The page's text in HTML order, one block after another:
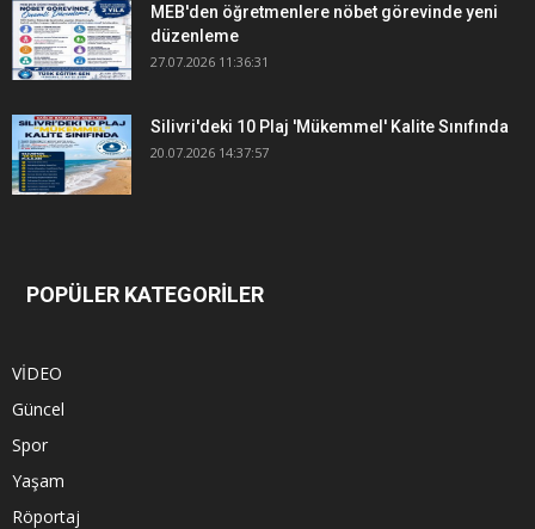
MEB'den öğretmenlere nöbet görevinde yeni
düzenleme
27.07.2026 11:36:31
Silivri'deki 10 Plaj 'Mükemmel' Kalite Sınıfında
20.07.2026 14:37:57
POPÜLER KATEGORİLER
VİDEO
Güncel
Spor
Yaşam
Röportaj